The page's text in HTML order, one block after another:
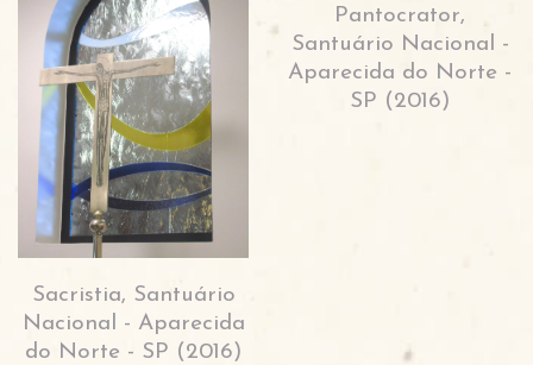
Sacristia, Santuário
Nacional - Aparecida
do Norte - SP (2016)
Pantocrator,
Santuário Nacional -
Aparecida do Norte -
SP (2016)